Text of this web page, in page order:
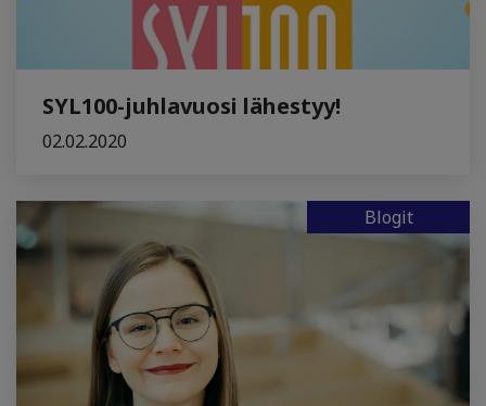
SYL100-juhlavuosi lähestyy!
02.02.2020
Blogit